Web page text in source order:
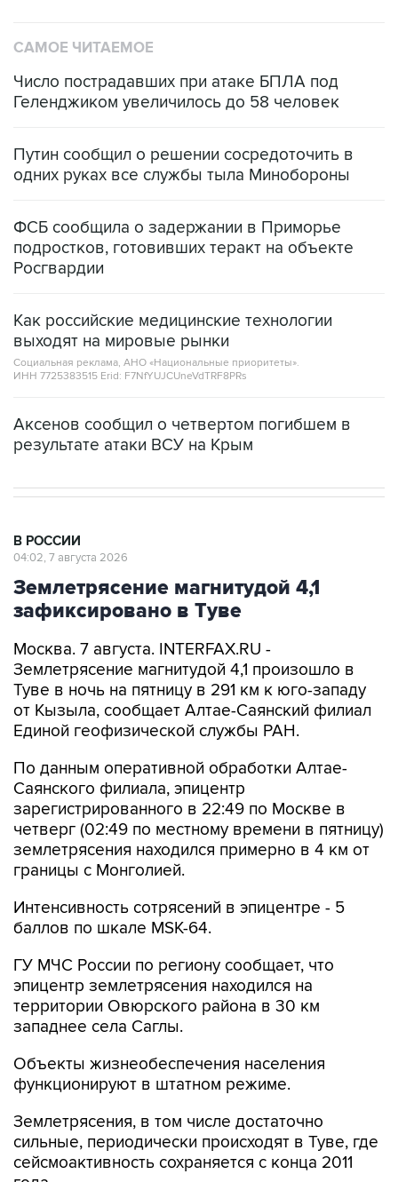
САМОЕ ЧИТАЕМОЕ
Число пострадавших при атаке БПЛА под
Геленджиком увеличилось до 58 человек
Путин сообщил о решении сосредоточить в
одних руках все службы тыла Минобороны
ФСБ сообщила о задержании в Приморье
подростков, готовивших теракт на объекте
Росгвардии
Как российские медицинские технологии
выходят на мировые рынки
Социальная реклама, АНО «Национальные приоритеты».
ИНН 7725383515 Erid: F7NfYUJCUneVdTRF8PRs
Аксенов сообщил о четвертом погибшем в
результате атаки ВСУ на Крым
В РОССИИ
04:02, 7 августа 2026
Землетрясение магнитудой 4,1
зафиксировано в Туве
Москва. 7 августа. INTERFAX.RU -
Землетрясение магнитудой 4,1 произошло в
Туве в ночь на пятницу в 291 км к юго-западу
от Кызыла, сообщает Алтае-Саянский филиал
Единой геофизической службы РАН.
По данным оперативной обработки Алтае-
Саянского филиала, эпицентр
зарегистрированного в 22:49 по Москве в
четверг (02:49 по местному времени в пятницу)
землетрясения находился примерно в 4 км от
границы с Монголией.
Интенсивность сотрясений в эпицентре - 5
баллов по шкале MSK-64.
ГУ МЧС России по региону сообщает, что
эпицентр землетрясения находился на
территории Овюрского района в 30 км
западнее села Саглы.
Объекты жизнеобеспечения населения
функционируют в штатном режиме.
Землетрясения, в том числе достаточно
сильные, периодически происходят в Туве, где
сейсмоактивность сохраняется с конца 2011